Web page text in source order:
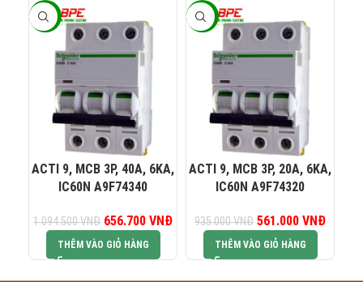
-40%
ACTI 9, MCB 3P, 40A, 6KA,
IC60N A9F74340
1.094.500VNĐ
Giá gốc là:
1.094.500 VNĐ.
656.700 VNĐ Giá hiện tại là:
656.700 VNĐ.
THÊM VÀO GIỎ HÀNG
-40%
ACTI 9, MCB 3P, 20A, 6KA,
IC60N A9F74320
935.000VNĐ
Giá gốc là:
935.000 VNĐ.
561.000 VNĐ
THÊM VÀO GIỎ HÀNG
KINH DOANH 3: 0824 927 568
KINH DOANH 4: 0823 944 186